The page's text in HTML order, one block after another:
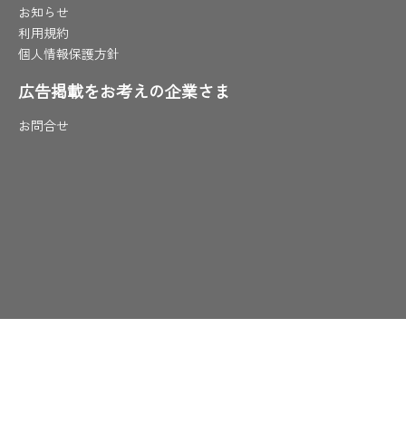
お知らせ
利用規約
個人情報保護方針
広告掲載をお考えの企業さま
お問合せ